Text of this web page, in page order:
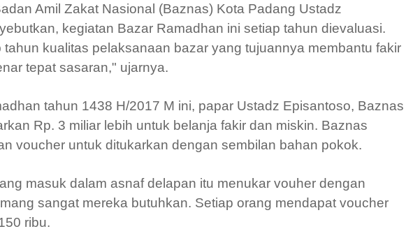
Amil Zakat Nasional (Baznas) Kota Padang Ustadz
kegiatan Bazar Ramadhan ini setiap tahun dievaluasi.
kualitas pelaksanaan bazar yang tujuannya membantu fakir
tepat sasaran," ujarnya.
tahun 1438 H/2017 M ini, papar Ustadz Episantoso, Baznas
Rp. 3 miliar lebih untuk belanja fakir dan miskin. Baznas
voucher untuk ditukarkan dengan sembilan bahan pokok.
masuk dalam asnaf delapan itu menukar vouher dengan
sangat mereka butuhkan. Setiap orang mendapat voucher
ribu.